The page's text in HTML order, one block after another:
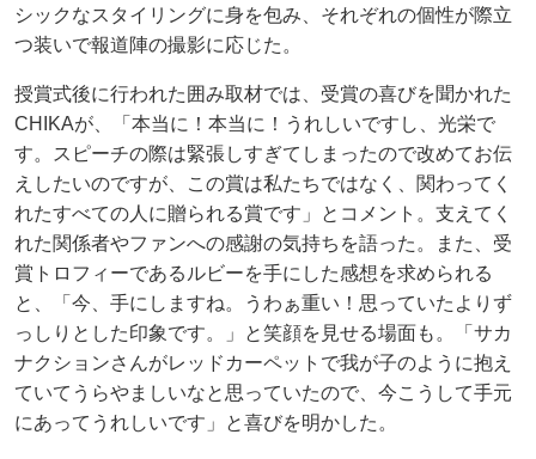
シックなスタイリングに身を包み、それぞれの個性が際立
つ装いで報道陣の撮影に応じた。
授賞式後に行われた囲み取材では、受賞の喜びを聞かれた
CHIKAが、「本当に！本当に！うれしいですし、光栄で
す。スピーチの際は緊張しすぎてしまったので改めてお伝
えしたいのですが、この賞は私たちではなく、関わってく
れたすべての人に贈られる賞です」とコメント。支えてく
れた関係者やファンへの感謝の気持ちを語った。また、受
賞トロフィーであるルビーを手にした感想を求められる
と、「今、手にしますね。うわぁ重い！思っていたよりず
っしりとした印象です。」と笑顔を見せる場面も。「サカ
ナクションさんがレッドカーペットで我が子のように抱え
ていてうらやましいなと思っていたので、今こうして手元
にあってうれしいです」と喜びを明かした。